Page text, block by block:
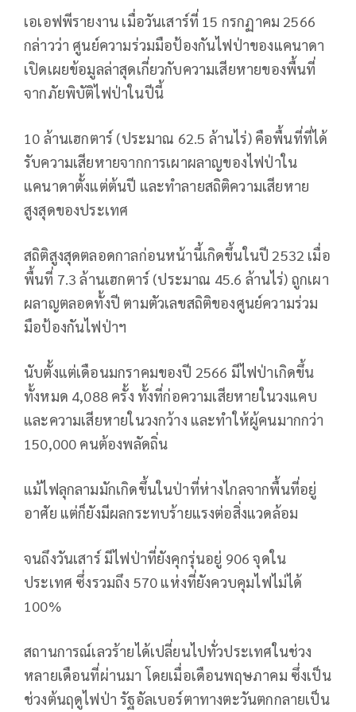
เอเอฟพีรายงาน เมื่อวันเสาร์ที่ 15 กรกฏาคม 2566
กล่าวว่า ศูนย์ความร่วมมือป้องกันไฟป่าของแคนาดา
เปิดเผยข้อมูลล่าสุดเกี่ยวกับความเสียหายของพื้นที่
จากภัยพิบัติไฟป่าในปีนี้
10 ล้านเฮกตาร์ (ประมาณ 62.5 ล้านไร่) คือพื้นที่ที่ได้
รับความเสียหายจากการเผาผลาญของไฟป่าใน
แคนาดาตั้งแต่ต้นปี และทำลายสถิติความเสียหาย
สูงสุดของประเทศ
สถิติสูงสุดตลอดกาลก่อนหน้านี้เกิดขึ้นในปี 2532 เมื่อ
พื้นที่ 7.3 ล้านเฮกตาร์ (ประมาณ 45.6 ล้านไร่) ถูกเผา
ผลาญตลอดทั้งปี ตามตัวเลขสถิติของศูนย์ความร่วม
มือป้องกันไฟป่าฯ
นับตั้งแต่เดือนมกราคมของปี 2566 มีไฟป่าเกิดขึ้น
ทั้งหมด 4,088 ครั้ง ทั้งที่ก่อความเสียหายในวงแคบ
และความเสียหายในวงกว้าง และทำให้ผู้คนมากกว่า
150,000 คนต้องพลัดถิ่น
แม้ไฟลุกลามมักเกิดขึ้นในป่าที่ห่างไกลจากพื้นที่อยู่
อาศัย แต่ก็ยังมีผลกระทบร้ายแรงต่อสิ่งแวดล้อม
จนถึงวันเสาร์ มีไฟป่าที่ยังคุกรุ่นอยู่ 906 จุดใน
ประเทศ ซึ่งรวมถึง 570 แห่งที่ยังควบคุมไฟไม่ได้
100%
สถานการณ์เลวร้ายได้เปลี่ยนไปทั่วประเทศในช่วง
หลายเดือนที่ผ่านมา โดยเมื่อเดือนพฤษภาคม ซึ่งเป็น
ช่วงต้นฤดูไฟป่า รัฐอัลเบอร์ตาทางตะวันตกกลายเป็น